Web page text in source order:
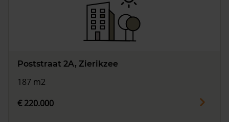
Poststraat 2A, Zierikzee
187 m2
€ 220.000